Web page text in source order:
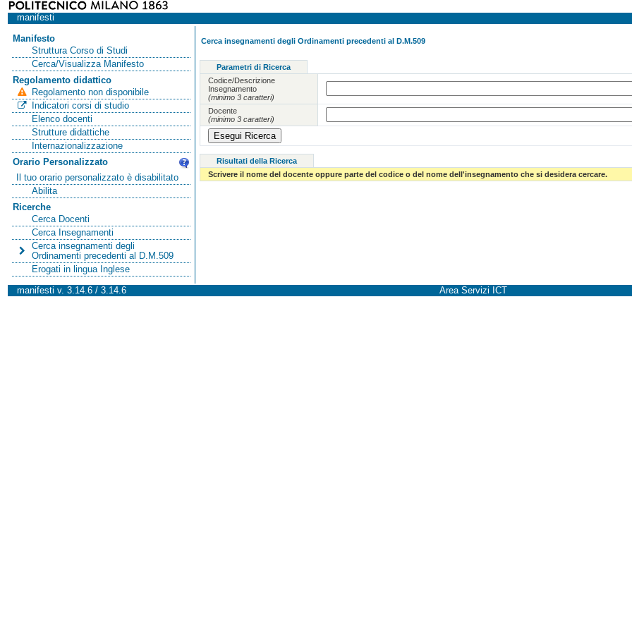
manifesti
Manifesto
Struttura Corso di Studi
Cerca/Visualizza Manifesto
Regolamento didattico
Regolamento non disponibile
Indicatori corsi di studio
Elenco docenti
Strutture didattiche
Internazionalizzazione
Orario Personalizzato
Il tuo orario personalizzato è disabilitato
Abilita
Ricerche
Cerca Docenti
Cerca Insegnamenti
Cerca insegnamenti degli
Ordinamenti precedenti al D.M.509
Erogati in lingua Inglese
Cerca insegnamenti degli Ordinamenti precedenti al D.M.509
Parametri di Ricerca
Codice/Descrizione
Insegnamento
(minimo 3 caratteri)
Docente
(minimo 3 caratteri)
Risultati della Ricerca
Scrivere il nome del docente oppure parte del codice o del nome dell'insegnamento che si desidera cercare.
manifesti v. 3.14.6 / 3.14.6 Area Servizi ICT